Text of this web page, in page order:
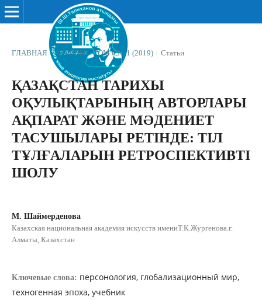
ГЛАВНАЯ / АРХИВЫ / ТОМ 6 № 1 (2019) / Статьи
ҚАЗАҚСТАН ТАРИХЫ
ОҚУЛЫҚТАРЫНЫҢ АВТОРЛАРЫ
АҚПАРАТ ЖƏНЕ МƏДЕНИЕТ
ТАСУШЫЛАРЫ РЕТІНДЕ: ТІЛ
ТҰЛҒАЛАРЫН РЕТРОСПЕКТИВТІ
ШОЛУ
М. Шаймерденова
Казахская национальная академия искусств имениТ.К.Жургенова.г.
Алматы, Казахстан
Ключевые слова: персонология, глобализационный мир,
техногенная эпоха, учебник